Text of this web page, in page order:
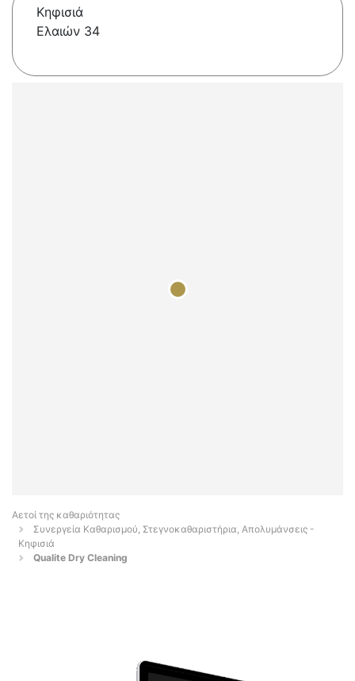
Κηφισιά
Ελαιών 34
Αετοί της καθαριότητας
Συνεργεία Καθαρισμού, Στεγνοκαθαριστήρια, Απολυμάνσεις -
Κηφισιά
Qualite Dry Cleaning